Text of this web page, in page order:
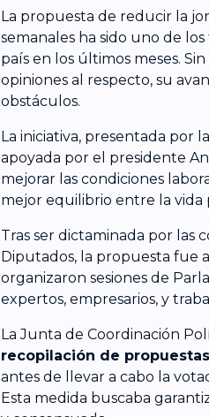
La propuesta de reducir la
semanales ha sido uno de
país en los últimos meses.
opiniones al respecto, su
obstáculos.
La iniciativa, presentada por
apoyada por el presidente
mejorar las condiciones
mejor equilibrio entre la vida
Tras ser dictaminada por las
Diputados, la propuesta fue
organizaron sesiones de
expertos, empresarios, y
La Junta de Coordinación
recopilación de
antes de llevar a cabo la
Esta medida buscaba